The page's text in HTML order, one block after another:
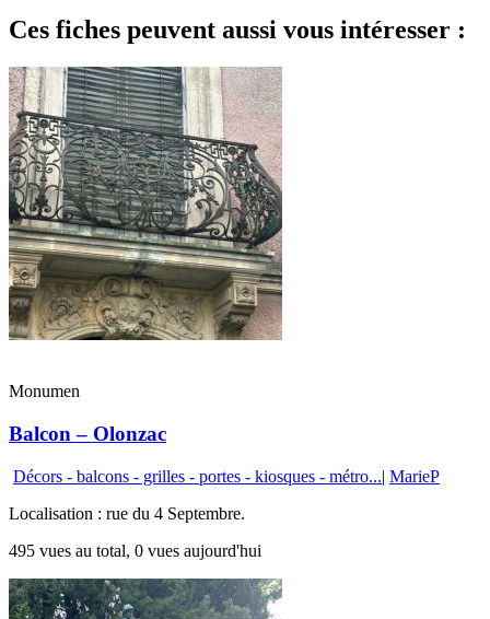
Ces fiches peuvent aussi vous intéresser :
Monumen
Balcon – Olonzac
Décors - balcons - grilles - portes - kiosques - métro...| MarieP
Localisation : rue du 4 Septembre.
495 vues au total, 0 vues aujourd'hui